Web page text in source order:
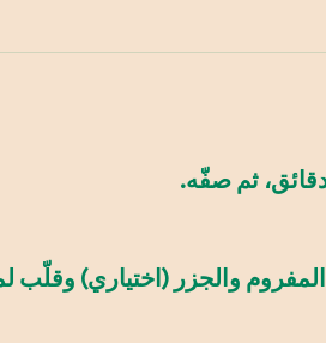
وقلّب لمدة 3-4 دقائق حتى